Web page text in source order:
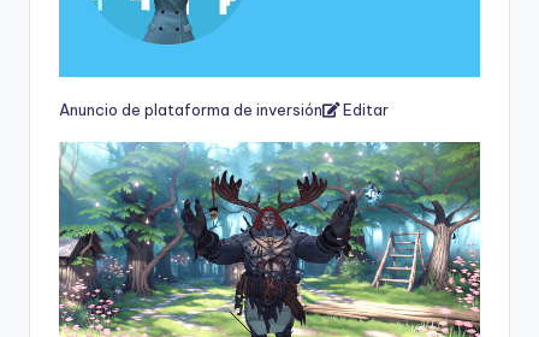
Anuncio de plataforma de inversión Editar